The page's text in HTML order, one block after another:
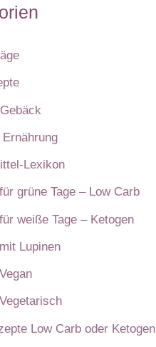
Lexikon
grüne Tage – Low Carb
weiße Tage – Ketogen
Lupinen
Low Carb oder Ketogen